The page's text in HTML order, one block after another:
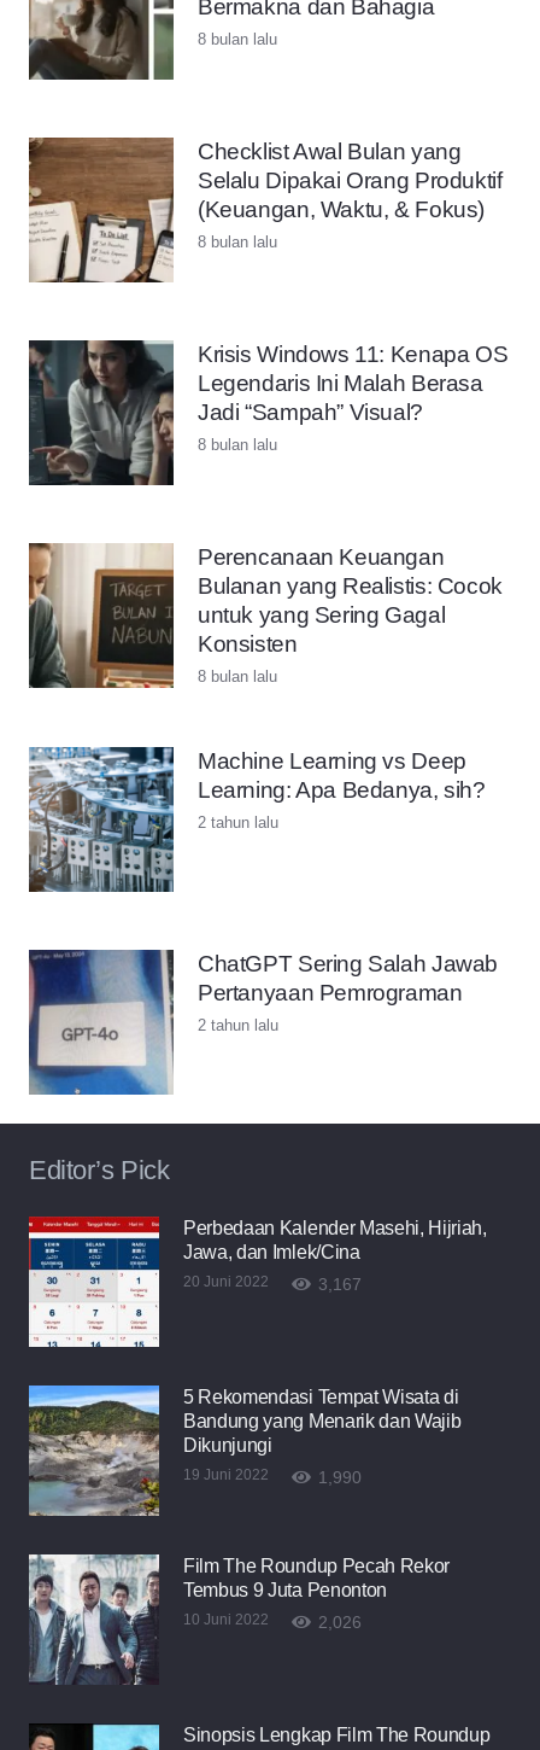
Bermakna dan Bahagia
8 bulan lalu
Checklist Awal Bulan yang
Selalu Dipakai Orang Produktif
(Keuangan, Waktu, & Fokus)
8 bulan lalu
Krisis Windows 11: Kenapa OS
Legendaris Ini Malah Berasa
Jadi “Sampah” Visual?
8 bulan lalu
Perencanaan Keuangan
Bulanan yang Realistis: Cocok
untuk yang Sering Gagal
Konsisten
8 bulan lalu
Machine Learning vs Deep
Learning: Apa Bedanya, sih?
2 tahun lalu
ChatGPT Sering Salah Jawab
Pertanyaan Pemrograman
2 tahun lalu
Editor’s Pick
Perbedaan Kalender Masehi, Hijriah,
Jawa, dan Imlek/Cina
20 Juni 2022 3,167
5 Rekomendasi Tempat Wisata di
Bandung yang Menarik dan Wajib
Dikunjungi
19 Juni 2022 1,990
Film The Roundup Pecah Rekor
Tembus 9 Juta Penonton
10 Juni 2022 2,026
Sinopsis Lengkap Film The Roundup